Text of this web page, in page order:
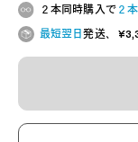
２本同時購入で２
最短翌日発送、